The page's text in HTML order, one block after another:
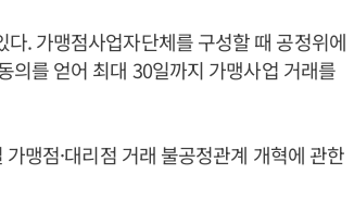
. 가맹점사업자단체를 구성할 때 공정위에
의를 얻어 최대 30일까지 가맹사업 거래를
맹점·대리점 거래 불공정관계 개혁에 관한